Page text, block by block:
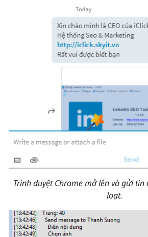
Trình duyệt Chrome mở lên và gửi
loạt.